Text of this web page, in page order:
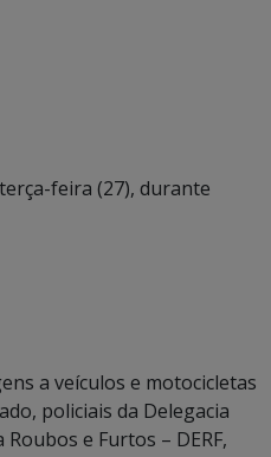
feira (27), durante
a veículos e motocicletas
policiais da Delegacia
e Furtos – DERF,